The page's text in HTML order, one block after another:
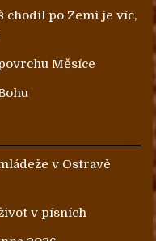
chodil po Zemi je víc,
Měsíce
v Ostravě
v písních